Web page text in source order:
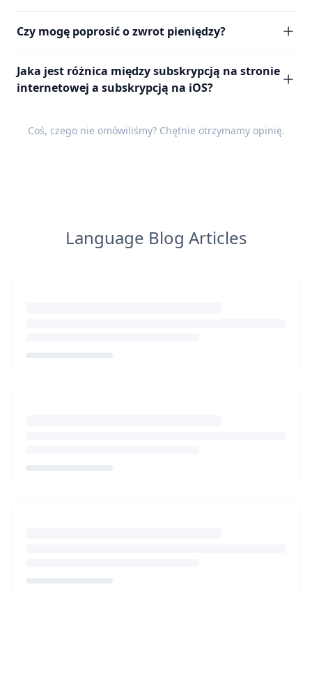
Czy mogę poprosić o zwrot pieniędzy?
Jaka jest różnica między subskrypcją na stronie
internetowej a subskrypcją na iOS?
Coś, czego nie omówiliśmy? Chętnie otrzymamy opinię.
Language Blog Articles